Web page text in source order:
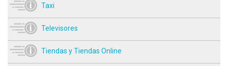
Taxi
Televisores
Tiendas y Tiendas Online